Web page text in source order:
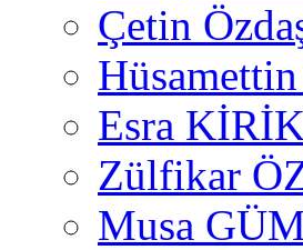
Çetin
Esra KİRİK
Zülfikar
Musa